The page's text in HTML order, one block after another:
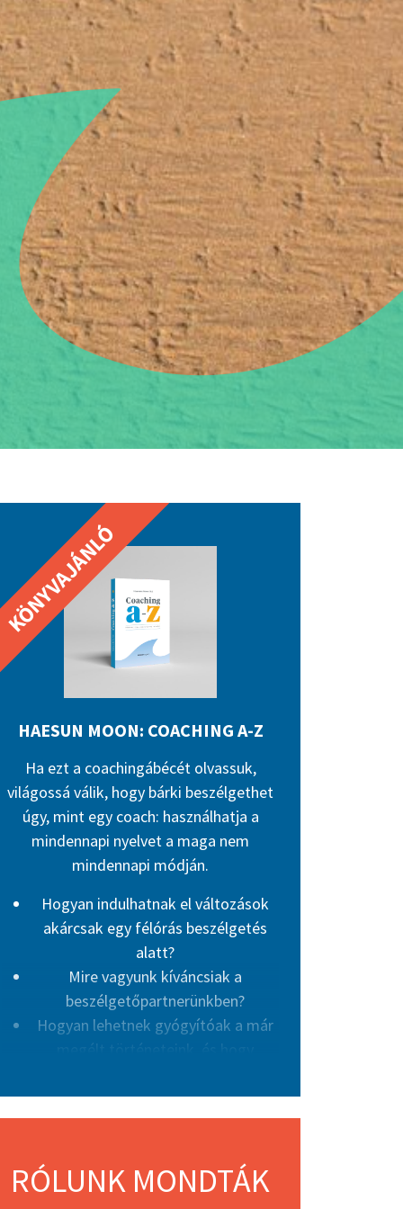
HAESUN MOON: COACHING A-Z
Ha ezt a coachingábécét olvassuk,
világossá válik, hogy bárki beszélgethet
úgy, mint egy coach: használhatja a
mindennapi nyelvet a maga nem
mindennapi módján.
Hogyan indulhatnak el változások
akárcsak egy félórás beszélgetés
alatt?
Mire vagyunk kíváncsiak a
beszélgetőpartnerünkben?
Hogyan lehetnek gyógyítóak a már
megélt történeteink, és hogy
tekintve?
keres válaszokat ezekre a kérdésekre,
miközben valóban egy ÁBC-t nyújt az
RÓLUNK MONDTÁK